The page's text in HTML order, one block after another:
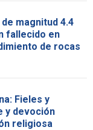
magnitud 4.4
fallecido en
de rocas
Fieles y
y devoción
religiosa